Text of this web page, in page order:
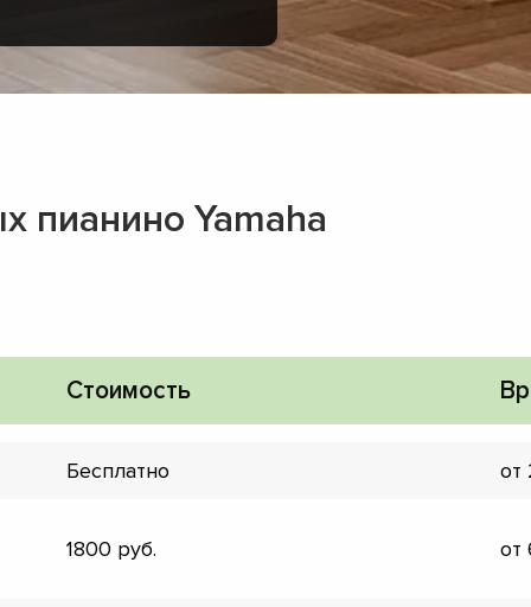
пианино Yamaha
Стоимость
Бесплатно от
1800 от